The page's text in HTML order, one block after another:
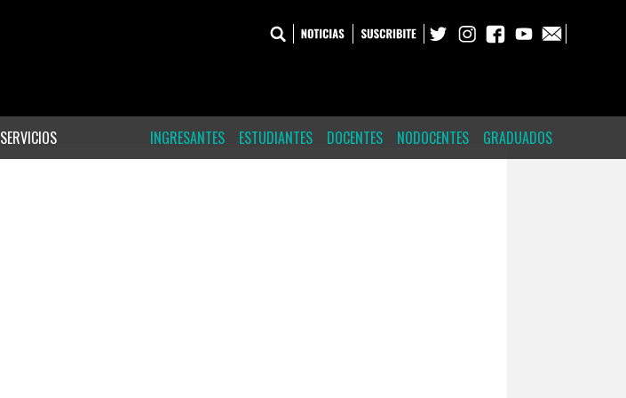
SERVICIOS GRADUADOS
NODOCENTES
DOCENTES
ESTUDIANTES
INGRESANTES